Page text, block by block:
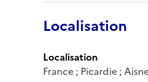
Localisation
Localisation
France ; Picardie ;